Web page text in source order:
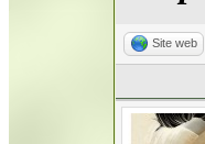
Site web